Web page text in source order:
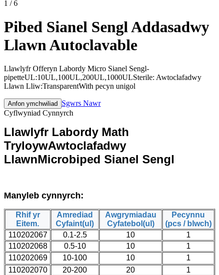
1 / 6
Pibed Sianel Sengl Addasadwy
Llawn Autoclavable
Llawlyfr Offeryn Labordy Micro Sianel Sengl-
pipetteUL:10UL,100UL,200UL,1000ULSterile: Awtoclafadwy
Llawn Lliw:TransparentWith pecyn unigol
Anfon ymchwiliad
Sgwrs Nawr
Cyflwyniad Cynnyrch
Llawlyfr Labordy Math
TryloywAwtoclafadwy
LlawnMicrobiped Sianel Sengl
Manyleb cynnyrch:
Rhif yr
Eitem.
Amrediad
Cyfaint(ul)
Awgrymiadau
Cyfatebol(ul)
Pecynnu
(pcs / blwch)
110202067
0.1-2.5 10
1
110202068
0.5-10 10
1
110202069
10-100 10
1
110202070
20-200 20
1